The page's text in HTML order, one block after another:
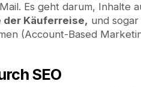
Es geht darum, Inhalte
der Käuferreise, und
(Account-Based
SEO